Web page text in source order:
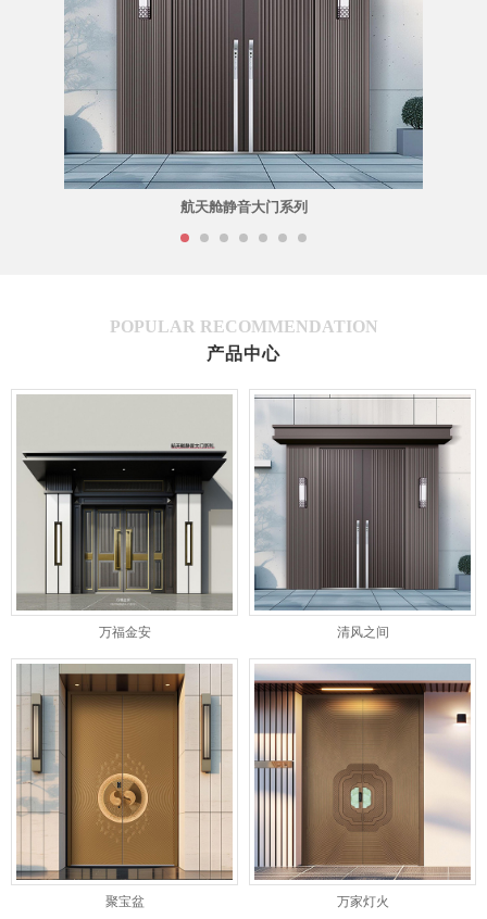
航天舱静音大门系列
POPULAR RECOMMENDATION
产品中心
万福金安 清风之间
聚宝盆 万家灯火